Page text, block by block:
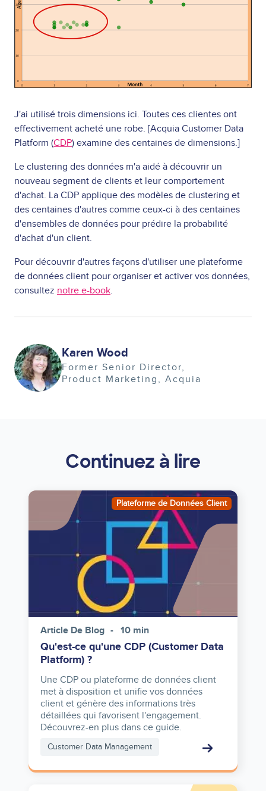
J'ai utilisé trois dimensions ici. Toutes ces clientes ont
effectivement acheté une robe. [Acquia Customer Data
Platform (CDP) examine des centaines de dimensions.]
Le clustering des données m'a aidé à découvrir un
nouveau segment de clients et leur comportement
d'achat. La CDP applique des modèles de clustering et
des centaines d'autres comme ceux-ci à des centaines
d'ensembles de données pour prédire la probabilité
d'achat d'un client.
Pour découvrir d'autres façons d'utiliser une plateforme
de données client pour organiser et activer vos données,
consultez notre e-book.
Image Karen Wood
Former Senior Director,
Product Marketing
Acquia
Continuez à lire
Image
Article De Blog 10 min
Qu'est-ce qu'une CDP (Customer Data
Platform) ?
Une CDP ou plateforme de données client
met à disposition et unifie vos données
client et génère des informations très
détaillées qui favorisent l'engagement.
Découvrez-en plus dans ce guide.
Customer Data Management
Plateforme de Données Client